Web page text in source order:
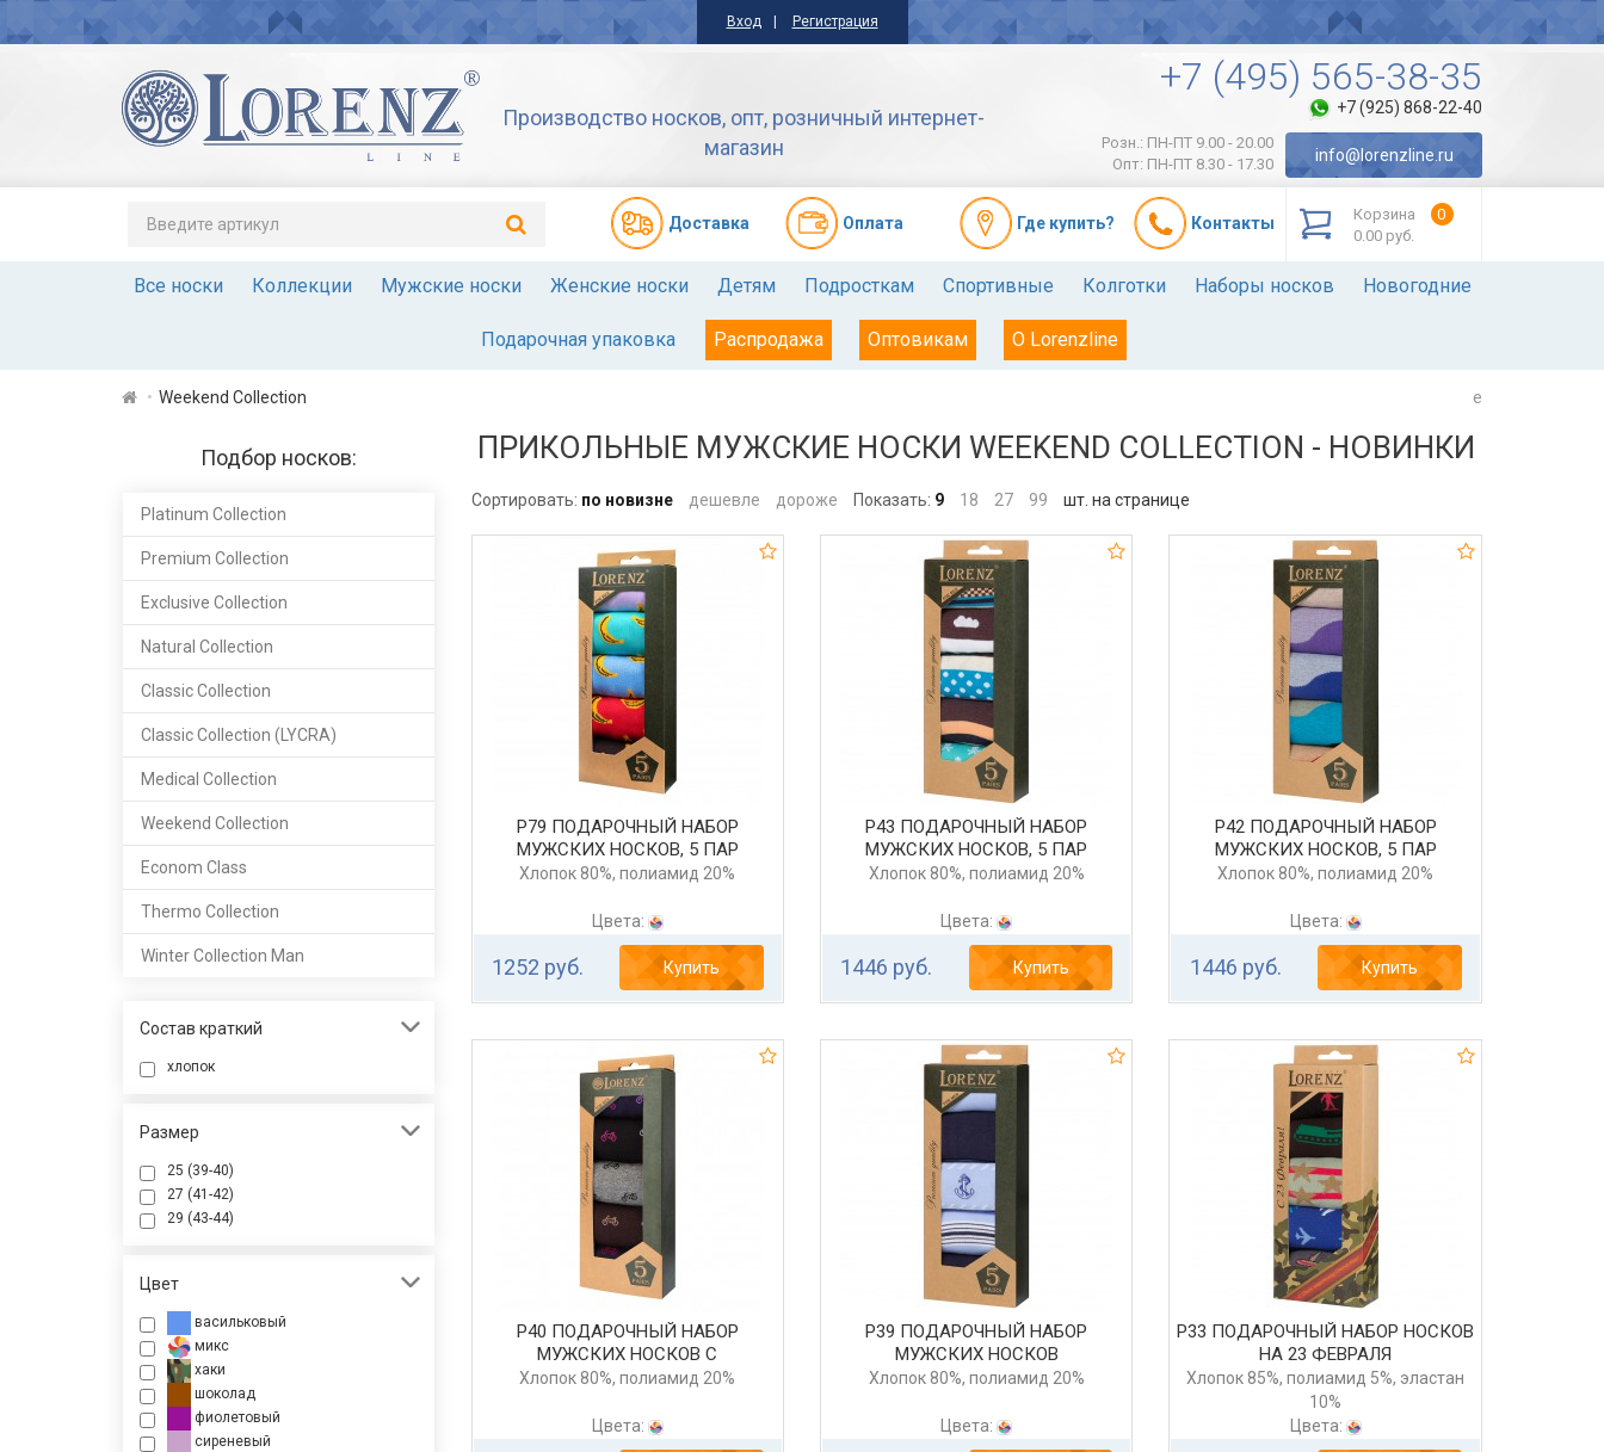
Вход Регистрация
Производство носков, опт, розничный интернет-
магазин
+7 (495) 565-38-35
+7 (925) 868-22-40
Розн.: ПН-ПТ 9.00 - 20.00
Опт: ПН-ПТ 8.30 - 17.30
info@lorenzline.ru
Доставкa Оплата Где купить? Контакты Корзина
0
0.00 руб.
Все носки Коллекции Мужские носки Женские носки Детям Подросткам Спортивные Колготки Наборы носков Новогодние
Подарочная упаковка Распродажа Оптовикам О Lorenzline
Weekend Collection e
Подбор носков:
Platinum Сollection
Premium Сollection
Exclusive Collection
Natural Сollection
Classic Сollection
Classic Сollection (LYCRA)
Medical Collection
Weekend Collection
Econom Class
Thermo Collection
Winter Collection Man
Состав краткий
хлопок
Размер
25 (39-40)
27 (41-42)
29 (43-44)
Цвет
васильковый
микс
хаки
шоколад
фиолетовый
сиреневый
ПРИКОЛЬНЫЕ МУЖСКИЕ НОСКИ WEEKEND COLLECTION - НОВИНКИ
Сортировать: по новизне дешевле дороже Показать: 9 18 27 99 шт. на странице
Р79 ПОДАРОЧНЫЙ НАБОР
МУЖСКИХ НОСКОВ, 5 ПАР
Хлопок 80%, полиамид 20%
Цвета:
1252 руб. Купить
Р43 ПОДАРОЧНЫЙ НАБОР
МУЖСКИХ НОСКОВ, 5 ПАР
Хлопок 80%, полиамид 20%
Цвета:
1446 руб. Купить
Р42 ПОДАРОЧНЫЙ НАБОР
МУЖСКИХ НОСКОВ, 5 ПАР
Хлопок 80%, полиамид 20%
Цвета:
1446 руб. Купить
Р40 ПОДАРОЧНЫЙ НАБОР
МУЖСКИХ НОСКОВ С
ВЕЛОСИПЕДАМИ
Хлопок 80%, полиамид 20%
Цвета:
Р39 ПОДАРОЧНЫЙ НАБОР
МУЖСКИХ НОСКОВ
Хлопок 80%, полиамид 20%
Цвета:
Р33 ПОДАРОЧНЫЙ НАБОР НОСКОВ
НА 23 ФЕВРАЛЯ
Хлопок 85%, полиамид 5%, эластан
10%
Цвета: